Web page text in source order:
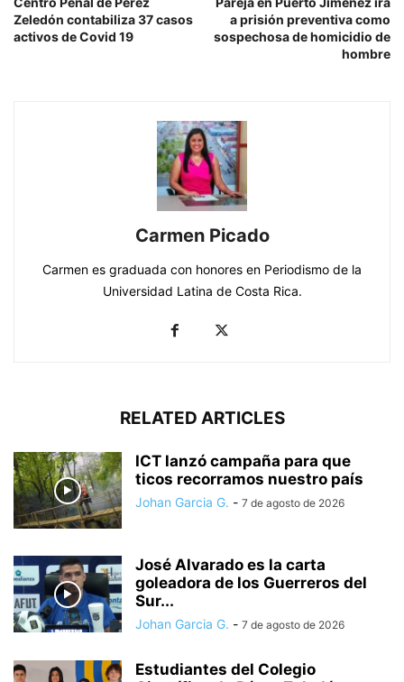
Zeledón contabiliza 37 casos
activos de Covid 19
a prisión preventiva como
sospechosa de homicidio de
hombre
Carmen Picado
Carmen es graduada con honores en Periodismo de la
Universidad Latina de Costa Rica.
RELATED ARTICLES
ICT lanzó campaña para que
ticos recorramos nuestro país
Johan Garcia G. - 7 de agosto de 2026
José Alvarado es la carta
goleadora de los Guerreros del
Sur...
Johan Garcia G. - 7 de agosto de 2026
Estudiantes del Colegio